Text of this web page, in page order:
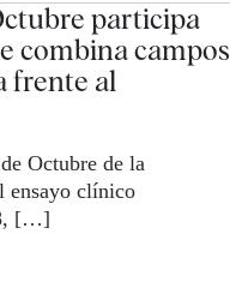
participa
combina campos
frente al
Octubre de la
ensayo clínico
[…]